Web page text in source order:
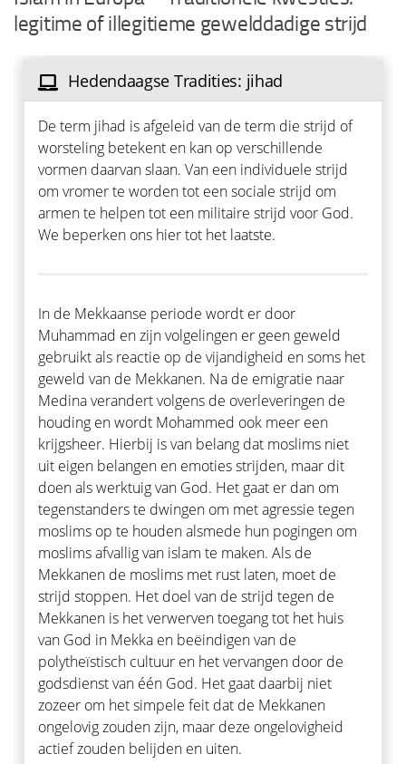
legitime of illegitieme gewelddadige strijd
Hedendaagse Tradities: jihad
De term jihad is afgeleid van de term die strijd of
worsteling betekent en kan op verschillende
vormen daarvan slaan. Van een individuele strijd
om vromer te worden tot een sociale strijd om
armen te helpen tot een militaire strijd voor God.
We beperken ons hier tot het laatste.
In de Mekkaanse periode wordt er door
Muhammad en zijn volgelingen er geen geweld
gebruikt als reactie op de vijandigheid en soms het
geweld van de Mekkanen. Na de emigratie naar
Medina verandert volgens de overleveringen de
houding en wordt Mohammed ook meer een
krijgsheer. Hierbij is van belang dat moslims niet
uit eigen belangen en emoties strijden, maar dit
doen als werktuig van God. Het gaat er dan om
tegenstanders te dwingen om met agressie tegen
moslims op te houden alsmede hun pogingen om
moslims afvallig van islam te maken. Als de
Mekkanen de moslims met rust laten, moet de
strijd stoppen. Het doel van de strijd tegen de
Mekkanen is het verwerven toegang tot het huis
van God in Mekka en beëindigen van de
polytheïstisch cultuur en het vervangen door de
godsdienst van één God. Het gaat daarbij niet
zozeer om het simpele feit dat de Mekkanen
ongelovig zouden zijn, maar deze ongelovigheid
actief zouden belijden en uiten.